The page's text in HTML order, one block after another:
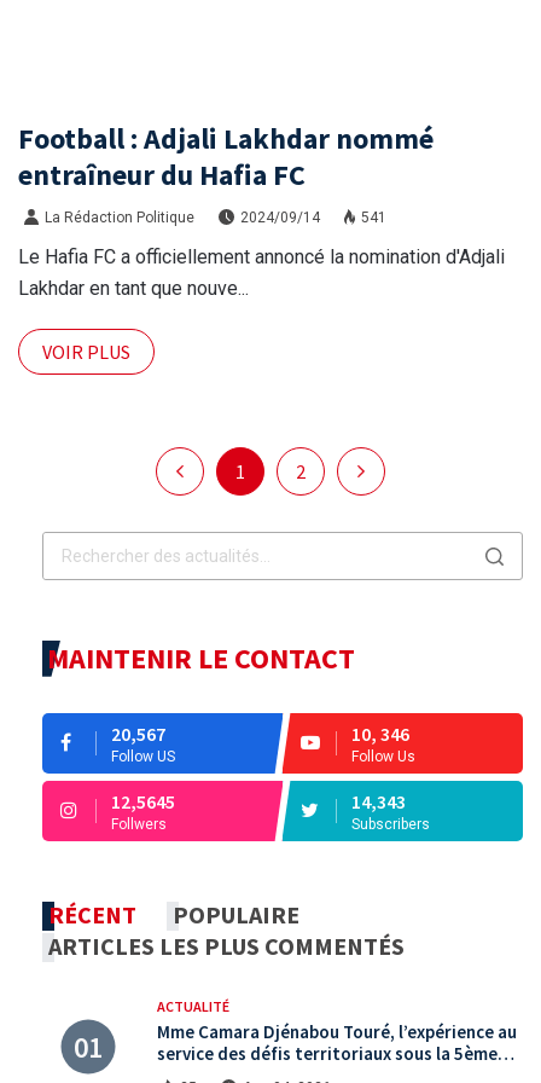
Football : Adjali Lakhdar nommé
entraîneur du Hafia FC
La Rédaction Politique 2024/09/14 541
Le Hafia FC a officiellement annoncé la nomination d'Adjali
Lakhdar en tant que nouve...
VOIR PLUS
1 2
MAINTENIR LE CONTACT
20,567
Follow US
10, 346
Follow Us
12,5645
Follwers
14,343
Subscribers
RÉCENT
POPULAIRE
ARTICLES LES PLUS COMMENTÉS
ACTUALITÉ
Mme Camara Djénabou Touré, l’expérience au
service des défis territoriaux sous la 5ème
République